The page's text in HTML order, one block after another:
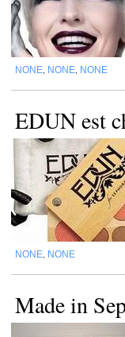
NONE NONE NONE
EDUN est
NONE NONE
Made in